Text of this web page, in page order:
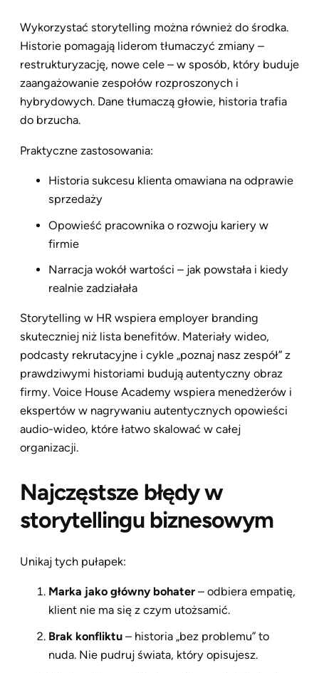
Wykorzystać storytelling można również do środka.
Historie pomagają liderom tłumaczyć zmiany –
restrukturyzację, nowe cele – w sposób, który buduje
zaangażowanie zespołów rozproszonych i
hybrydowych. Dane tłumaczą głowie, historia trafia
do brzucha.
Praktyczne zastosowania:
Historia sukcesu klienta omawiana na odprawie
sprzedaży
Opowieść pracownika o rozwoju kariery w
firmie
Narracja wokół wartości – jak powstała i kiedy
realnie zadziałała
Storytelling w HR wspiera employer branding
skuteczniej niż lista benefitów. Materiały wideo,
podcasty rekrutacyjne i cykle „poznaj nasz zespół” z
prawdziwymi historiami budują autentyczny obraz
firmy. Voice House Academy wspiera menedżerów i
ekspertów w nagrywaniu autentycznych opowieści
audio-wideo, które łatwo skalować w całej
organizacji.
Najczęstsze błędy w
storytellingu biznesowym
Unikaj tych pułapek:
Marka jako główny bohater – odbiera empatię,
klient nie ma się z czym utożsamić.
Brak konfliktu – historia „bez problemu” to
nuda. Nie pudruj świata, który opisujesz.